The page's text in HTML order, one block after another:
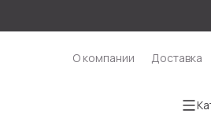
О компании Доставка